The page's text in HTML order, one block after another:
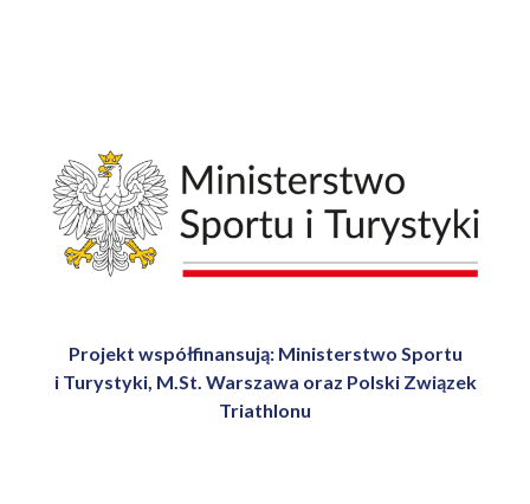
Projekt współfinansują: Ministerstwo Sportu
i Turystyki, M.St. Warszawa oraz Polski Związek
Triathlonu